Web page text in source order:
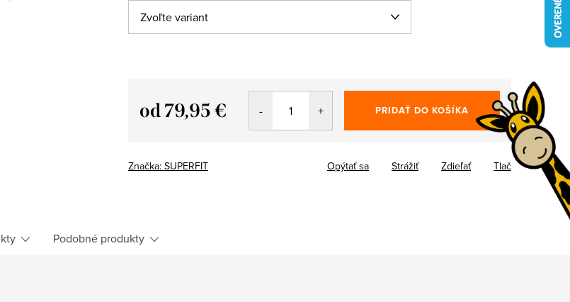
od79,95 € PRIDAŤ DO KOŠÍKA
Značka: SUPERFIT Tlač
Opýtať sa Strážiť Zdieľať
Podobné produkty